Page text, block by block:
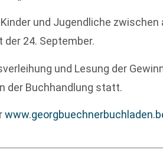
und Jugendliche
24. September.
und Lesung der
der Buchhandlung statt.